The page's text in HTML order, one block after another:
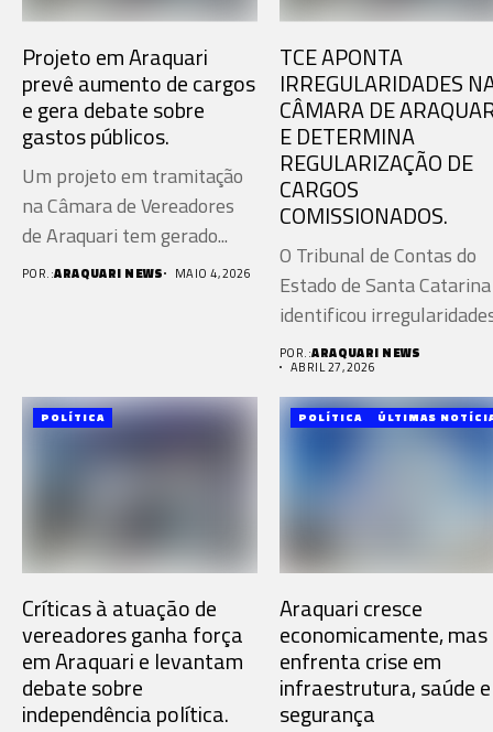
Projeto em Araquari
prevê aumento de cargos
e gera debate sobre
gastos públicos.
Um projeto em tramitação
na Câmara de Vereadores
de Araquari tem gerado...
POR.:ARAQUARI NEWS MAIO 4, 2026
TCE APONTA
IRREGULARIDADES
CÂMARA DE
E DETERMINA
REGULARIZAÇÃO DE
CARGOS
COMISSIONADOS.
O Tribunal de Contas do
Estado de Santa Catarina
identificou
relacionadas...
POR.:ARAQUARI NEWS
ABRIL 27, 2026
POLÍTICA
Críticas à atuação de
vereadores ganha força
em Araquari e levantam
debate sobre
independência política.
POLÍTICA ÚLTIMAS
Araquari cresce
economicamente, mas
enfrenta crise em
infraestrutura, saúde e
segurança